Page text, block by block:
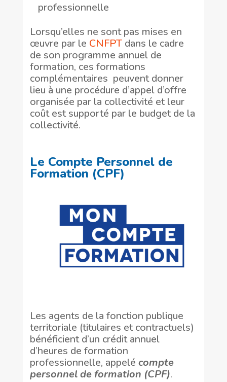
professionnelle
Lorsqu’elles ne sont pas mises en
œuvre par le CNFPT dans le cadre
de son programme annuel de
formation, ces formations
complémentaires peuvent donner
lieu à une procédure d’appel d’offre
organisée par la collectivité et leur
coût est supporté par le budget de la
collectivité.
Le Compte Personnel de
Formation (CPF)
Les agents de la fonction publique
territoriale (titulaires et contractuels)
bénéficient d’un crédit annuel
d’heures de formation
professionnelle, appelécompte
personnel de formation (CPF).